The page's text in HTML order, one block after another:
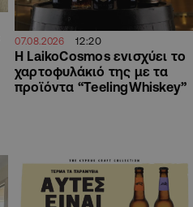
07.08.2026 12:20
Η LaikoCosmos ενισχύει το
χαρτοφυλάκιό της με τα
προϊόντα “TeelingWhiskey”